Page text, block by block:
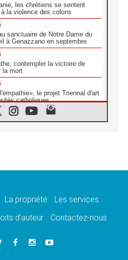
les chrétiens se sentent
la violence des colons
sanctuaire de Notre Dame du
à Genazzano en septembre
contempler la victoire de
la mort
le projet Triennal d'art
catholiques
donner la parole aux religieuses
et mémoire nationale
par l'empathie» estime
La propriété
Les services
d’auteur Contactez-nous